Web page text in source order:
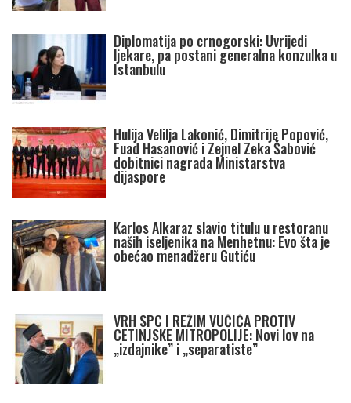
Diplomatija po crnogorski: Uvrijedi
ljekare, pa postani generalna konzulka u
Istanbulu
Hulija Velilja Lakonić, Dimitrije Popović,
Fuad Hasanović i Zejnel Zeka Šabović
dobitnici nagrada Ministarstva
dijaspore
Karlos Alkaraz slavio titulu u restoranu
naših iseljenika na Menhetnu: Evo šta je
obećao menadžeru Gutiću
VRH SPC I REŽIM VUČIĆA PROTIV
CETINJSKE MITROPOLIJE: Novi lov na
„izdajnike” i „separatiste”